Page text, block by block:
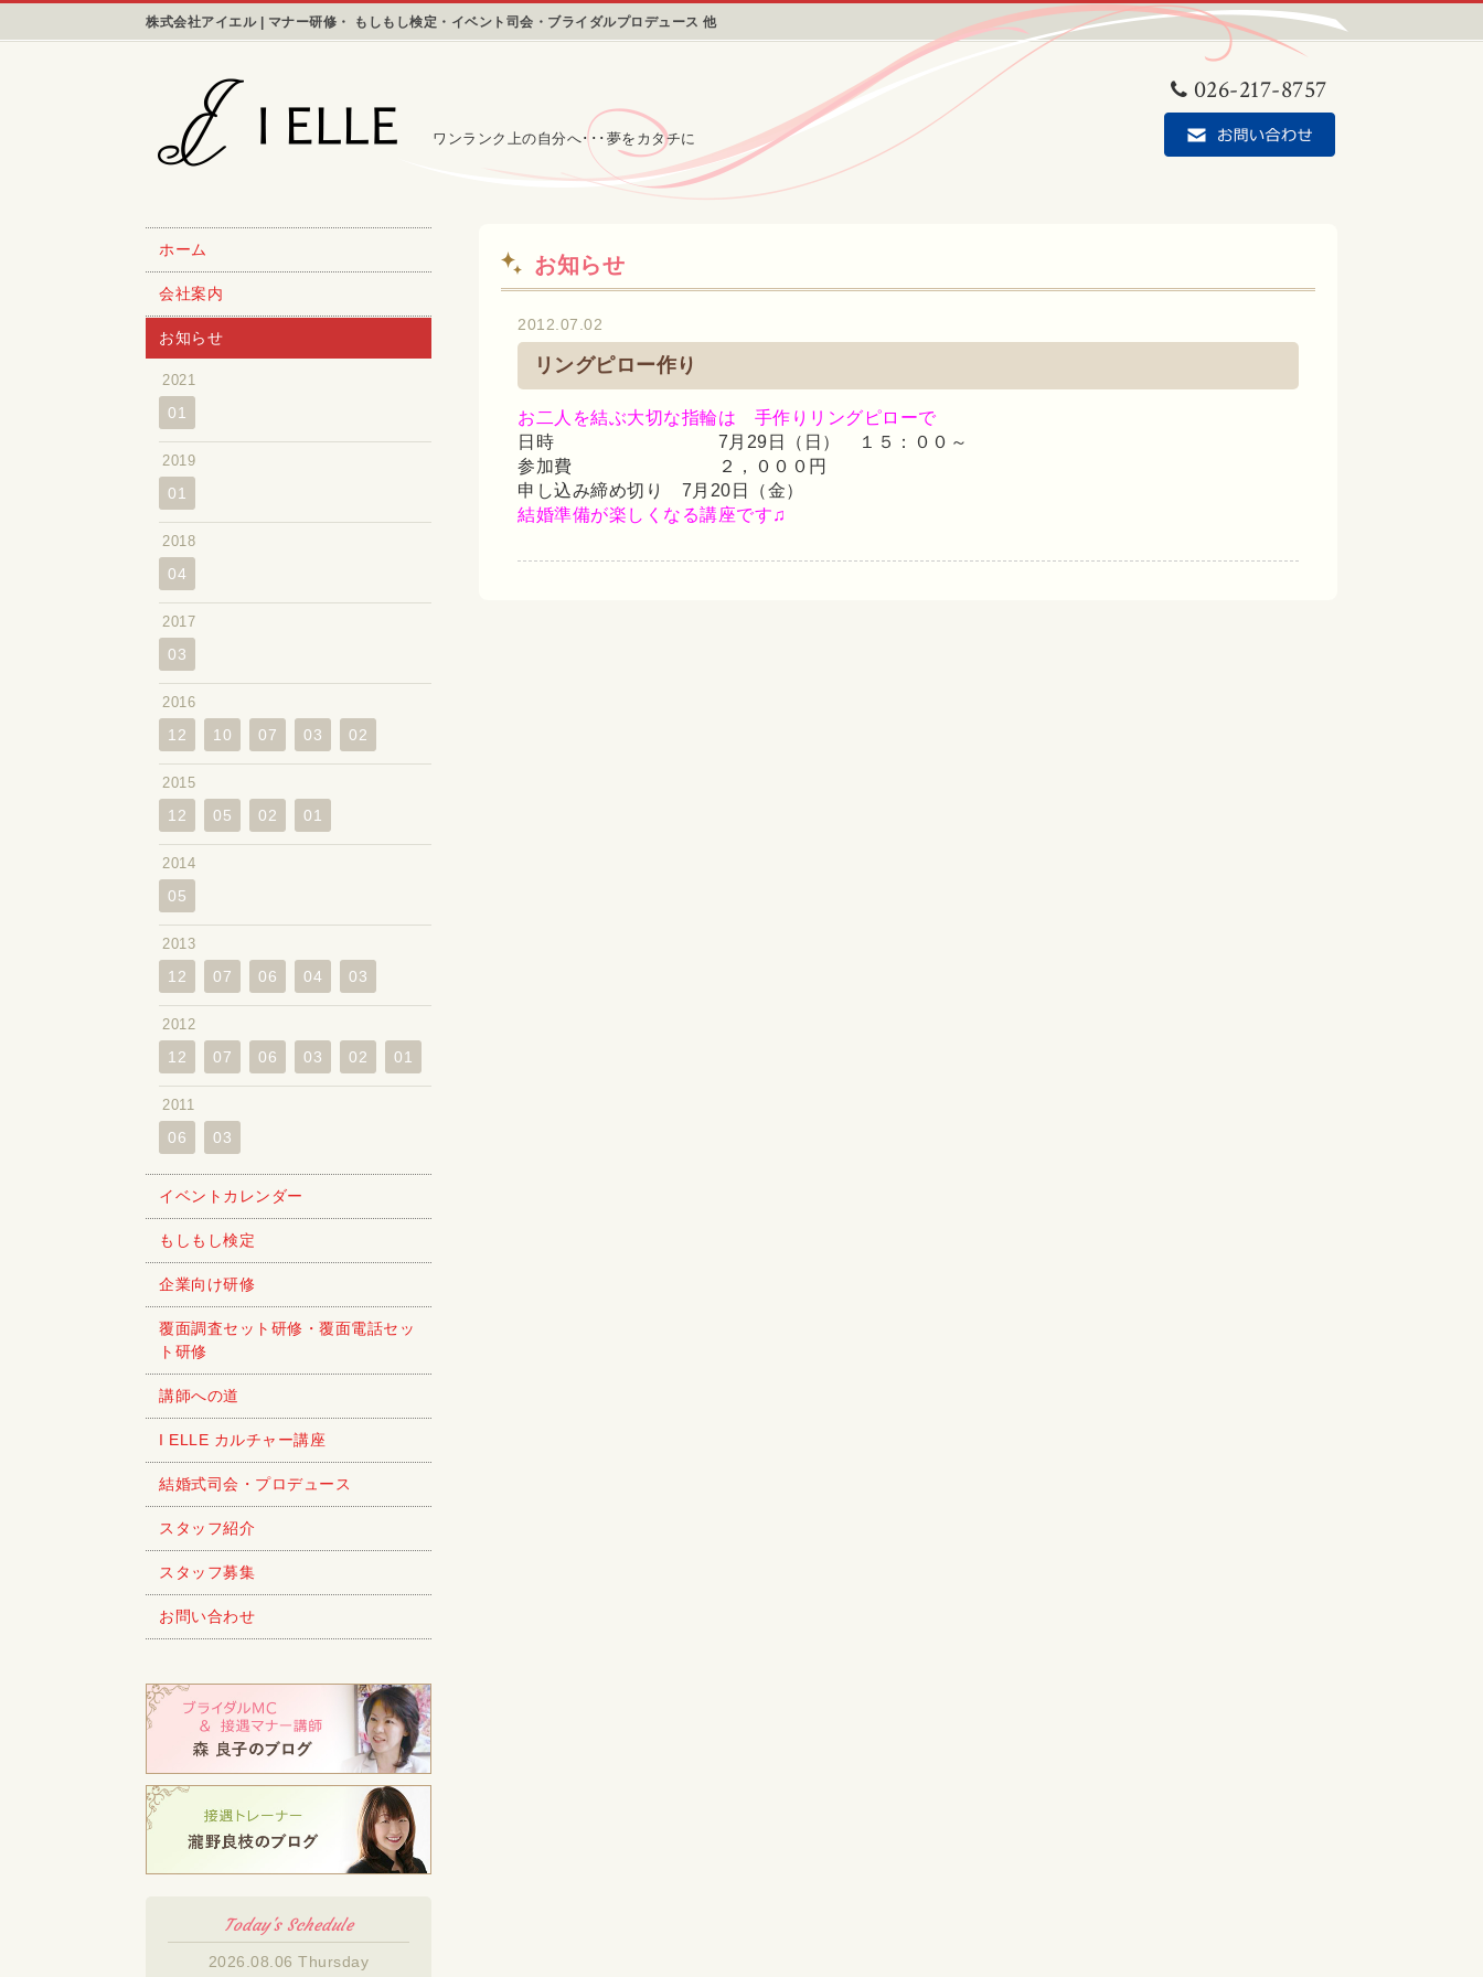
株式会社アイエル | マナー研修・ もしもし検定・イベント司会・ブライダルプロデュース 他
ワンランク上の自分へ･･･夢をカタチに
026-217-8757
お知らせ
2012.07.02
リングピロー作り
お二人を結ぶ大切な指輪は 手作りリングピローで
日時 7月29日（日） １５：００～
参加費 ２，０００円
申し込み締め切り 7月20日（金）
結婚準備が楽しくなる講座です♫
ホーム
会社案内
お知らせ
2021
01
2019
01
2018
04
2017
03
2016
12 10 07 03 02
2015
12 05 02 01
2014
05
2013
12 07 06 04 03
2012
12 07 06 03 02 01
2011
06 03
イベントカレンダー
もしもし検定
企業向け研修
覆面調査セット研修・覆面電話セッ
ト研修
講師への道
I ELLE カルチャー講座
結婚式司会・プロデュース
スタッフ紹介
スタッフ募集
お問い合わせ
Today's Schedule
2026.08.06 Thursday